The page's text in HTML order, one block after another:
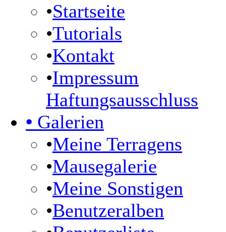
•Startseite
•Tutorials
•Kontakt
•Impressum
Haftungsausschluss
• Galerien
•Meine Terragens
•Mausegalerie
•Meine Sonstigen
•Benutzeralben